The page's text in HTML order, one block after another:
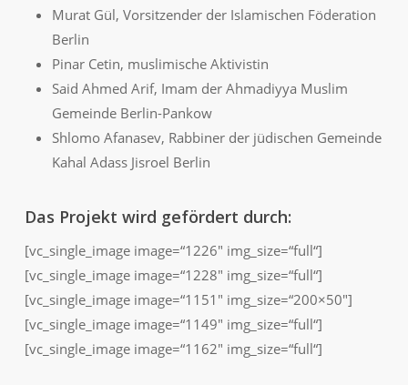
Murat Gül, Vorsitzender der Islamischen Föderation
Berlin
Pinar Cetin, muslimische Aktivistin
Said Ahmed Arif, Imam der Ahmadiyya Muslim
Gemeinde Berlin-Pankow
Shlomo Afanasev, Rabbiner der jüdischen Gemeinde
Kahal Adass Jisroel Berlin
Das Projekt wird gefördert durch:
[vc_single_image image=“1226″ img_size=“full“]
[vc_single_image image=“1228″ img_size=“full“]
[vc_single_image image=“1151″ img_size=“200×50″]
[vc_single_image image=“1149″ img_size=“full“]
[vc_single_image image=“1162″ img_size=“full“]